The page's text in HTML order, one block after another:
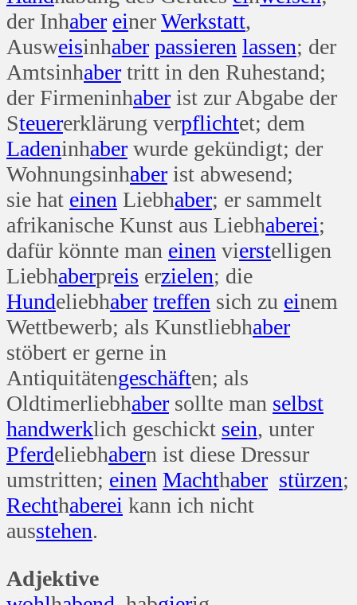
der Inhaber einerWerkstatt,
Ausweisinhaber passieren lassen; der
Amtsinhaber tritt in den Ruhestand;
der Firmeninhaber ist zur Abgabe der
Steuererklärung verpflichtet; dem
Ladeninhaber wurde gekündigt; der
Wohnungsinhaber ist abwesend;
sie hat einen Liebhaber; er sammelt
afrikanische Kunst aus Liebhaberei;
dafür könnte man einen vierstelligen
Liebhaberpreis erzielen; die
Hundeliebhaber treffen sich zu einem
Wettbewerb; als Kunstliebhaber
stöbert er gerne in
Antiquitätengeschäften; als
Oldtimerliebhaber sollte man selbst
handwerklich geschickt sein, unter
Pferdeliebhabern ist diese Dressur
umstritten; einen Machthaber stürzen;
Rechthaberei kann ich nicht
ausstehen.
Adjektive